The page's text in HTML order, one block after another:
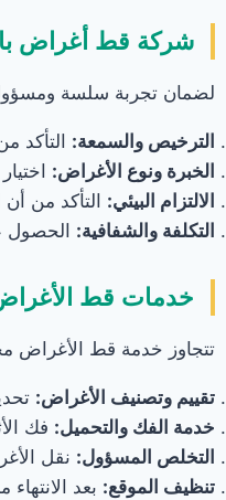
شركة قط أغراض
لضمان تجربة سلسة
الترخيص والسمعة: التأكد
الخبرة ونوع الأغراض:
الالتزام البيئي: التأكد من
التكلفة والشفافية:
خدمات قط
تتجاوز خدمة قط الأغراض
تقييم وتصنيف الأغراض:
خدمة الفك والتحميل: فك
التخلص المسؤول: نقل
تنظيف الموقع: بعد